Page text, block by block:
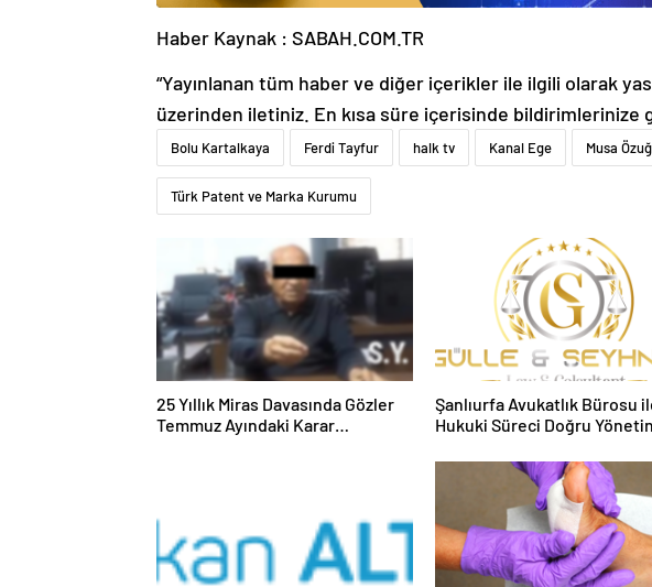
Haber Kaynak : SABAH.COM.TR
“Yayınlanan tüm haber ve diğer içerikler ile ilgili olarak
üzerinden iletiniz. En kısa süre içerisinde bildirimlerinize
Bolu Kartalkaya Ferdi Tayfur halk tv Kanal Ege Musa
Türk Patent ve Marka Kurumu
25 Yıllık Miras Davasında Gözler
Temmuz Ayındaki Karar
Şanlıurfa Avukatlık Bürosu
Hukuki Süreci Doğru Yönetin